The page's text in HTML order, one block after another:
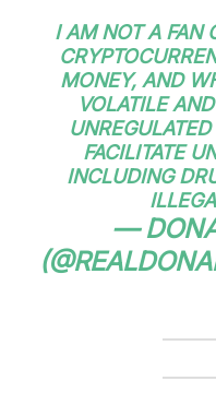
I AM NOT A FAN
MONEY, AND
VOLATILE
FACILITATE
INCLUDING
—